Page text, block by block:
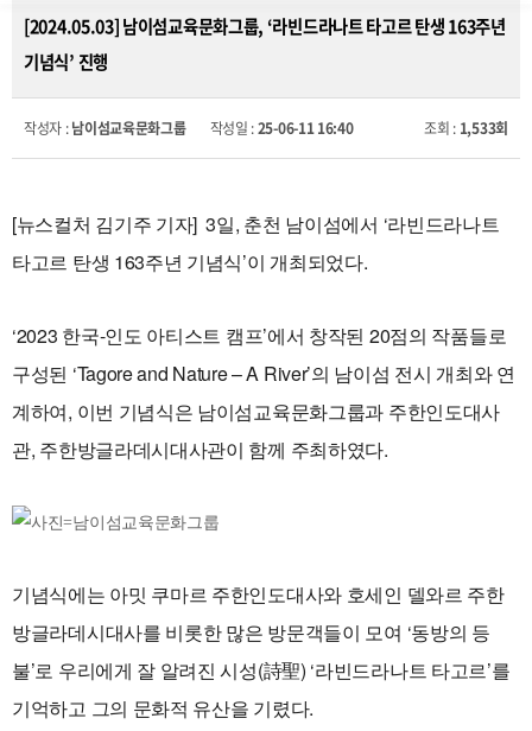
[2024.05.03] 남이섬교육문화그룹, ‘라빈드라나트 타고르 탄생 163주년
기념식’ 진행
작성자 :남이섬교육문화그룹 작성일 :25-06-11 16:40 조회 : 1,533회
[뉴스컬처 김기주 기자] 3일, 춘천 남이섬에서 ‘라빈드라나트
타고르 탄생 163주년 기념식’이 개최되었다.
‘2023 한국-인도 아티스트 캠프’에서 창작된 20점의 작품들로
구성된 ‘Tagore and Nature – A River’의 남이섬 전시 개최와 연
계하여, 이번 기념식은 남이섬교육문화그룹과 주한인도대사
관, 주한방글라데시대사관이 함께 주최하였다.
기념식에는 아밋 쿠마르 주한인도대사와 호세인 델와르 주한
방글라데시대사를 비롯한 많은 방문객들이 모여 ‘동방의 등
불’로 우리에게 잘 알려진 시성(詩聖) ‘라빈드라나트 타고르’를
기억하고 그의 문화적 유산을 기렸다.